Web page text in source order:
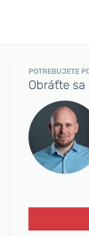
POTREBUJETE
Obráťte